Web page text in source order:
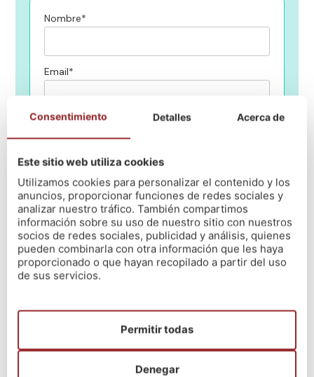
Nombre*
Email*
Teléfono*
¿En qué centro de NÓS quieres estudiar?
Mensaje
He leido y acepto la política de privacidad
Consentimiento Detalles Acerca de
Este sitio web utiliza cookies
Utilizamos cookies para personalizar el contenido y los
anuncios, proporcionar funciones de redes sociales y
analizar nuestro tráfico. También compartimos
información sobre su uso de nuestro sitio con nuestros
socios de redes sociales, publicidad y análisis, quienes
pueden combinarla con otra información que les haya
proporcionado o que hayan recopilado a partir del uso
de sus servicios.
Denegar
Permitir todas